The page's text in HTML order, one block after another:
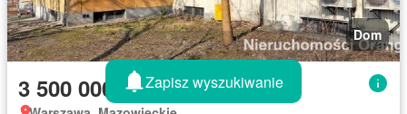
Dom
3 500 000 zł Zapisz wyszukiwanie